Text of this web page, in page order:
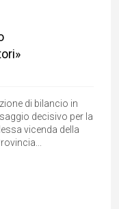
di bilancio in
decisivo per la
vicenda della